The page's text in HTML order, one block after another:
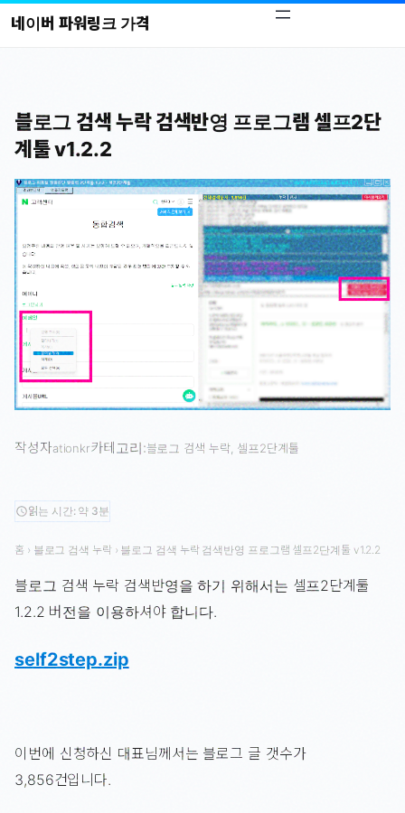
콘
가
기
네이버 파워링크 가격
블로그 검색 누락 검색반영 프로그램 셀프2단
계툴 v1.2.2
작성자ationkr카테고리:블로그 검색 누락, 셀프2단계툴
schedule읽는 시간: 약 3분
홈 › 블로그 검색 누락› 블로그 검색 누락 검색반영 프로그램 셀프2단계툴 v1.2.2
블로그 검색 누락 검색반영을 하기 위해서는 셀프2단계툴
1.2.2 버전을 이용하셔야 합니다.
self2step.zip
이번에 신청하신 대표님께서는 블로그 글 갯수가
3,856건입니다.